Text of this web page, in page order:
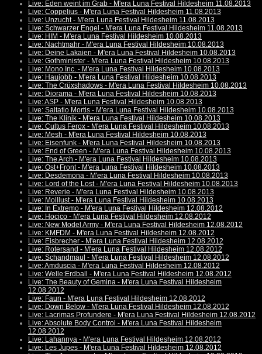
Live: Eden weint im Grab - M'era Luna Festival Hildesheim 11.08.2013
Live: Coppelius - M'era Luna Festival Hildesheim 11.08.2013
Live: Unzucht - M'era Luna Festival Hildesheim 11.08.2013
Live: Schwarzer Engel - M'era Luna Festival Hildesheim 11.08.2013
Live: HIM - M'era Luna Festival Hildesheim 10.08.2013
Live: Nachtmahr - M'era Luna Festival Hildesheim 10.08.2013
Live: Deine Lakaien - M'era Luna Festival Hildesheim 10.08.2013
Live: Gothminister - M'era Luna Festival Hildesheim 10.08.2013
Live: Mono Inc. - M'era Luna Festival Hildesheim 10.08.2013
Live: Haujobb - M'era Luna Festival Hildesheim 10.08.2013
Live: The Crüxshadows - M'era Luna Festival Hildesheim 10.08.2013
Live: Diorama - M'era Luna Festival Hildesheim 10.08.2013
Live: ASP - M'era Luna Festival Hildesheim 10.08.2013
Live: Saltatio Mortis - M'era Luna Festival Hildesheim 10.08.2013
Live: The Klinik - M'era Luna Festival Hildesheim 10.08.2013
Live: Cultus Ferox - M'era Luna Festival Hildesheim 10.08.2013
Live: Mesh - M'era Luna Festival Hildesheim 10.08.2013
Live: Eisenfunk - M'era Luna Festival Hildesheim 10.08.2013
Live: End of Green - M'era Luna Festival Hildesheim 10.08.2013
Live: The Arch - M'era Luna Festival Hildesheim 10.08.2013
Live: Ost+Front - M'era Luna Festival Hildesheim 10.08.2013
Live: Desdemona - M'era Luna Festival Hildesheim 10.08.2013
Live: Lord of the Lost - M'era Luna Festival Hildesheim 10.08.2013
Live: Reverie - M'era Luna Festival Hildesheim 10.08.2013
Live: Molllust - M'era Luna Festival Hildesheim 10.08.2013
Live: In Extremo - M'era Luna Festival Hildesheim 12.08.2012
Live: Hocico - M'era Luna Festival Hildesheim 12.08.2012
Live: New Model Army - M'era Luna Festival Hildesheim 12.08.2012
Live: KMFDM - M'era Luna Festival Hildesheim 12.08.2012
Live: Eisbrecher - M'era Luna Festival Hildesheim 12.08.2012
Live: Rotersand - M'era Luna Festival Hildesheim 12.08.2012
Live: Schandmaul - M'era Luna Festival Hildesheim 12.08.2012
Live: Amduscia - M'era Luna Festival Hildesheim 12.08.2012
Live: Welle:Erdball - M'era Luna Festival Hildesheim 12.08.2012
Live: The Beauty of Gemina - M'era Luna Festival Hildesheim
12.08.2012
Live: Faun - M'era Luna Festival Hildesheim 12.08.2012
Live: Down Below - M'era Luna Festival Hildesheim 12.08.2012
Live: Lacrimas Profundere - M'era Luna Festival Hildesheim 12.08.2012
Live: Absolute Body Control - M'era Luna Festival Hildesheim
12.08.2012
Live: Lahannya - M'era Luna Festival Hildesheim 12.08.2012
Live: Les Jupes - M'era Luna Festival Hildesheim 12.08.2012